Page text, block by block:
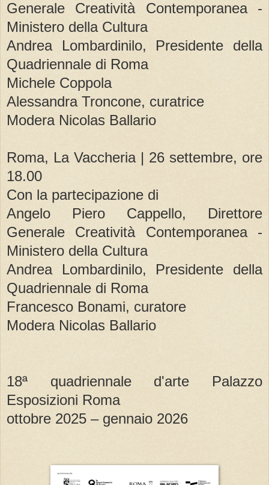
Generale Creatività Contemporanea -
Ministero della Cultura
Andrea Lombardinilo, Presidente della
Quadriennale di Roma
Michele Coppola
Alessandra Troncone, curatrice
Modera Nicolas Ballario
Roma, La Vaccheria | 26 settembre, ore
18.00
Con la partecipazione di
Angelo Piero Cappello, Direttore
Generale Creatività Contemporanea -
Ministero della Cultura
Andrea Lombardinilo, Presidente della
Quadriennale di Roma
Francesco Bonami, curatore
Modera Nicolas Ballario
18ª quadriennale d'arte Palazzo
Esposizioni Roma
ottobre 2025 – gennaio 2026